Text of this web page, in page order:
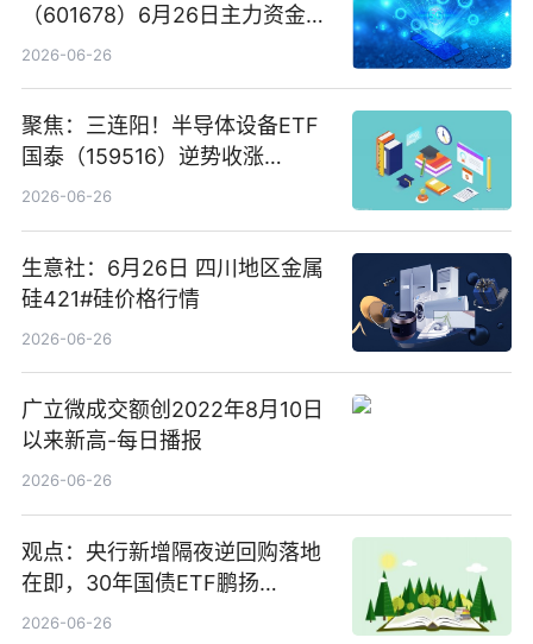
（601678）6月26日主力资金净
卖出5964.34万元
2026-06-26
聚焦：三连阳！半导体设备ETF
国泰（159516）逆势收涨
3.5%，近10日累计净流入超65
2026-06-26
生意社：6月26日 四川地区金属
硅421#硅价格行情
2026-06-26
广立微成交额创2022年8月10日
以来新高-每日播报
2026-06-26
观点：央行新增隔夜逆回购落地
在即，30年国债ETF鹏扬
(511090) 盘中小幅上涨
2026-06-26